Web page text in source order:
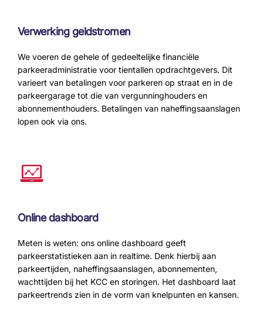
Verwerking geldstromen
We voeren de gehele of gedeeltelijke financiële
parkeeradministratie voor tientallen opdrachtgevers. Dit
varieert van betalingen voor parkeren op straat en in de
parkeergarage tot die van vergunninghouders en
abonnementhouders. Betalingen van naheffingsaanslagen
lopen ook via ons.
Online dashboard
Meten is weten: ons online dashboard geeft
parkeerstatistieken aan in realtime. Denk hierbij aan
parkeertijden, naheffingsaanslagen, abonnementen,
wachttijden bij het KCC en storingen. Het dashboard laat
parkeertrends zien in de vorm van knelpunten en kansen.